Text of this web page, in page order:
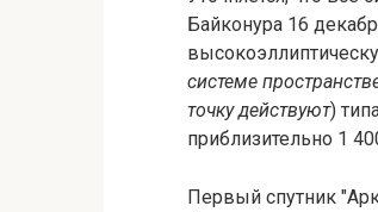
Байконура 16
системе
точку действуют)
приблизительно 1
Первый спутник